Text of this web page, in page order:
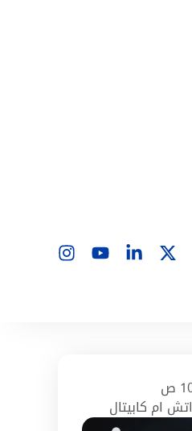
ص
ام كابيتال